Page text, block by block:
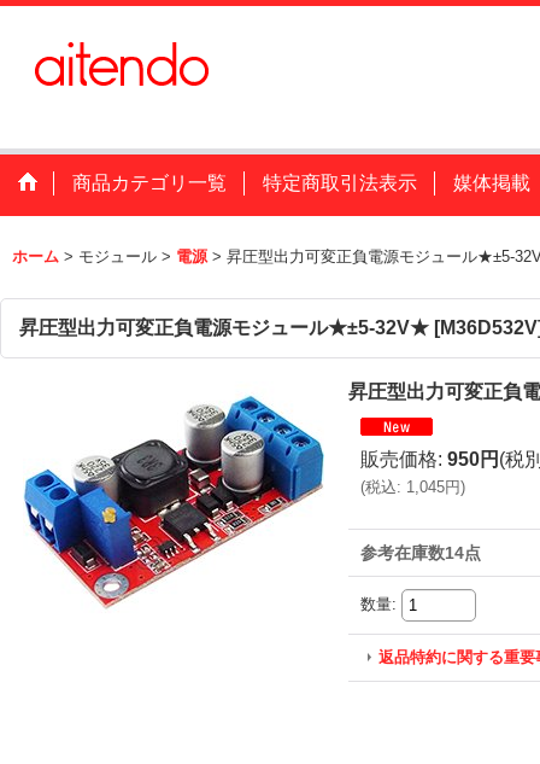
商品カテゴリ一覧 特定商取引法表示 媒体掲載
ホーム > モジュール > 電源 > 昇圧型出力可変正負電源モジュール★±5-
昇圧型出力可変正負電源モジュール★±5-32V★ [M36D532V
昇圧型出力可変正負
販売価格: 950円 (税
(税込: 1,045円)
参考在庫数14点
数量:
返品特約に関する重要